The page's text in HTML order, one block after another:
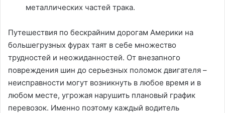
металлических частей трака.
Путешествия по бескрайним дорогам Америки на
большегрузных фурах таят в себе множество
трудностей и неожиданностей. От внезапного
повреждения шин до серьезных поломок двигателя –
неисправности могут возникнуть в любое время и в
любом месте, угрожая нарушить плановый график
перевозок. Именно поэтому каждый водитель